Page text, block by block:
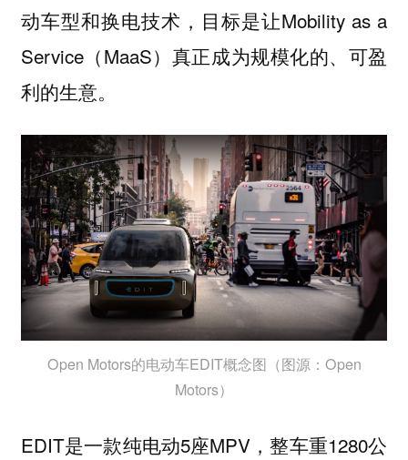
动车型和换电技术，目标是让Mobility as a
Service（MaaS）真正成为规模化的、可盈
利的生意。
Open Motors的电动车EDIT概念图（图源：Open
Motors）
EDIT是一款纯电动5座MPV，整车重1280公